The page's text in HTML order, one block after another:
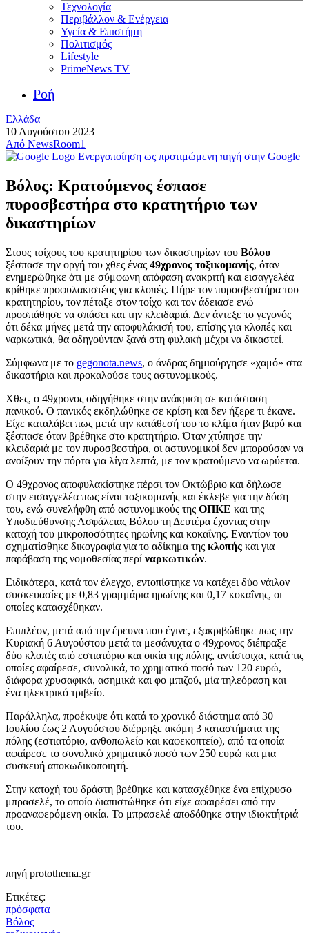
Τεχνολογία
Περιβάλλον & Ενέργεια
Υγεία & Επιστήμη
Πολιτισμός
Lifestyle
PrimeNews TV
Ροή
Ελλάδα
10 Αυγούστου 2023
Από NewsRoom1
Ενεργοποίηση ως προτιμώμενη πηγή στην Google
Βόλος: Κρατούμενος έσπασε
πυροσβεστήρα στο κρατητήριο των
δικαστηρίων
Στους τοίχους του κρατητηρίου των δικαστηρίων του Βόλου
ξέσπασε την οργή του χθες ένας 49χρονος τοξικομανής, όταν
ενημερώθηκε ότι με σύμφωνη απόφαση ανακριτή και εισαγγελέα
κρίθηκε προφυλακιστέος για κλοπές. Πήρε τον πυροσβεστήρα του
κρατητηρίου, τον πέταξε στον τοίχο και τον άδειασε ενώ
προσπάθησε να σπάσει και την κλειδαριά. Δεν άντεξε το γεγονός
ότι δέκα μήνες μετά την αποφυλάκισή του, επίσης για κλοπές και
ναρκωτικά, θα οδηγούνταν ξανά στη φυλακή μέχρι να δικαστεί.
Σύμφωνα με το gegonota.news, ο άνδρας δημιούργησε «χαμό» στα
δικαστήρια και προκαλούσε τους αστυνομικούς.
Χθες, ο 49χρονος οδηγήθηκε στην ανάκριση σε κατάσταση
πανικού. Ο πανικός εκδηλώθηκε σε κρίση και δεν ήξερε τι έκανε.
Είχε καταλάβει πως μετά την κατάθεσή του το κλίμα ήταν βαρύ και
ξέσπασε όταν βρέθηκε στο κρατητήριο. Όταν χτύπησε την
κλειδαριά με τον πυροσβεστήρα, οι αστυνομικοί δεν μπορούσαν να
ανοίξουν την πόρτα για λίγα λεπτά, με τον κρατούμενο να ωρύεται.
Ο 49χρονος αποφυλακίστηκε πέρσι τον Οκτώβριο και δήλωσε
στην εισαγγελέα πως είναι τοξικομανής και έκλεβε για την δόση
του, ενώ συνελήφθη από αστυνομικούς της ΟΠΚΕ και της
Υποδιεύθυνσης Ασφάλειας Βόλου τη Δευτέρα έχοντας στην
κατοχή του μικροποσότητες ηρωίνης και κοκαΐνης. Εναντίον του
σχηματίσθηκε δικογραφία για το αδίκημα της κλοπής και για
παράβαση της νομοθεσίας περί ναρκωτικών.
Ειδικότερα, κατά τον έλεγχο, εντοπίστηκε να κατέχει δύο νάιλον
συσκευασίες με 0,83 γραμμάρια ηρωίνης και 0,17 κοκαΐνης, οι
οποίες κατασχέθηκαν.
Επιπλέον, μετά από την έρευνα που έγινε, εξακριβώθηκε πως την
Κυριακή 6 Αυγούστου μετά τα μεσάνυχτα ο 49χρονος διέπραξε
δύο κλοπές από εστιατόριο και οικία της πόλης, αντίστοιχα, κατά τις
οποίες αφαίρεσε, συνολικά, το χρηματικό ποσό των 120 ευρώ,
διάφορα χρυσαφικά, ασημικά και φο μπιζού, μία τηλεόραση και
ένα ηλεκτρικό τριβείο.
Παράλληλα, προέκυψε ότι κατά το χρονικό διάστημα από 30
Ιουλίου έως 2 Αυγούστου διέρρηξε ακόμη 3 καταστήματα της
πόλης (εστιατόριο, ανθοπωλείο και καφεκοπτείο), από τα οποία
αφαίρεσε το συνολικό χρηματικό ποσό των 250 ευρώ και μια
συσκευή αποκωδικοποιητή.
Στην κατοχή του δράστη βρέθηκε και κατασχέθηκε ένα επίχρυσο
μπρασελέ, το οποίο διαπιστώθηκε ότι είχε αφαιρέσει από την
προαναφερόμενη οικία. Το μπρασελέ αποδόθηκε στην ιδιοκτήτριά
του.
πηγή protothema.gr
Ετικέτες:
πρόσφατα
Βόλος